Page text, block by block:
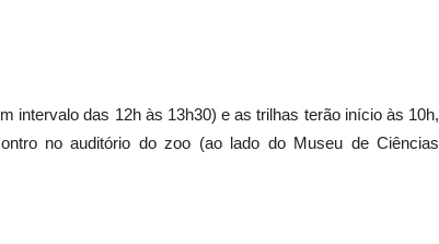
intervalo das 12h às 13h30) e as trilhas terão início às 10h,
no auditório do zoo (ao lado do Museu de Ciências